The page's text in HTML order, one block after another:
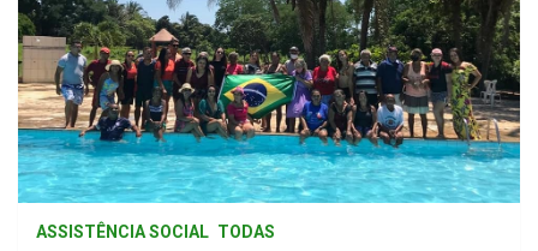
ASSISTÊNCIA SOCIAL TODAS